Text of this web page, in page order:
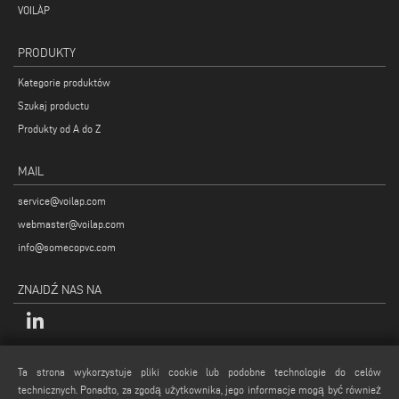
VOILÀP
PRODUKTY
Kategorie produktów
Szukaj productu
Produkty od A do Z
MAIL
service@voilap.com
webmaster@voilap.com
info@somecopvc.com
ZNAJDŹ NAS NA
INFORMACJE PRAWNE
Ta strona wykorzystuje pliki cookie lub podobne technologie do celów
technicznych. Ponadto, za zgodą użytkownika, jego informacje mogą być również